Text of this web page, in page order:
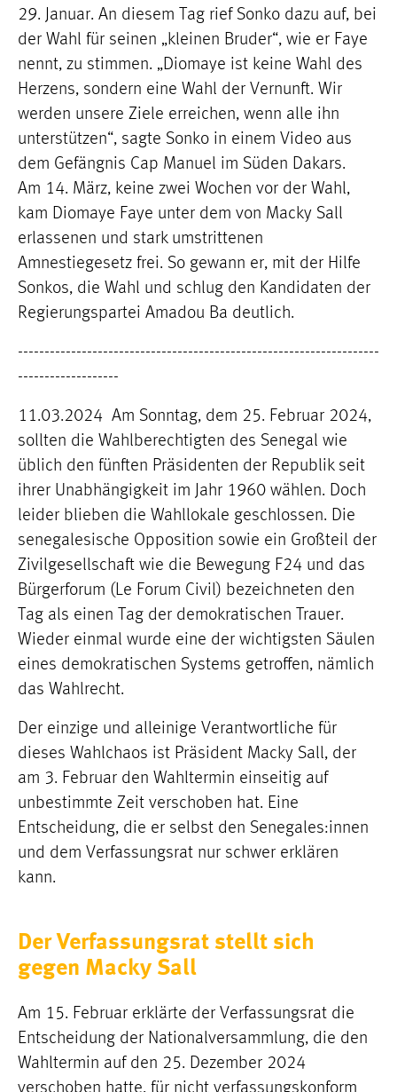
29. Januar. An diesem Tag rief Sonko dazu auf, bei
der Wahl für seinen „kleinen Bruder“, wie er Faye
nennt, zu stimmen. „Diomaye ist keine Wahl des
Herzens, sondern eine Wahl der Vernunft. Wir
werden unsere Ziele erreichen, wenn alle ihn
unterstützen“, sagte Sonko in einem Video aus
dem Gefängnis Cap Manuel im Süden Dakars.
Am 14. März, keine zwei Wochen vor der Wahl,
kam Diomaye Faye unter dem von Macky Sall
erlassenen und stark umstrittenen
Amnestiegesetz frei. So gewann er, mit der Hilfe
Sonkos, die Wahl und schlug den Kandidaten der
Regierungspartei Amadou Ba deutlich.
--------------------------------------------------------------------
-------------------
11.03.2024 Am Sonntag, dem 25. Februar 2024,
sollten die Wahlberechtigten des Senegal wie
üblich den fünften Präsidenten der Republik seit
ihrer Unabhängigkeit im Jahr 1960 wählen. Doch
leider blieben die Wahllokale geschlossen. Die
senegalesische Opposition sowie ein Großteil der
Zivilgesellschaft wie die Bewegung F24 und das
Bürgerforum (Le Forum Civil) bezeichneten den
Tag als einen Tag der demokratischen Trauer.
Wieder einmal wurde eine der wichtigsten Säulen
eines demokratischen Systems getroffen, nämlich
das Wahlrecht.
Der einzige und alleinige Verantwortliche für
dieses Wahlchaos ist Präsident Macky Sall, der
am 3. Februar den Wahltermin einseitig auf
unbestimmte Zeit verschoben hat. Eine
Entscheidung, die er selbst den Senegales:innen
und dem Verfassungsrat nur schwer erklären
kann.
Der Verfassungsrat stellt sich
gegen Macky Sall
Am 15. Februar erklärte der Verfassungsrat die
Entscheidung der Nationalversammlung, die den
Wahltermin auf den 25. Dezember 2024
verschoben hatte, für nicht verfassungskonform